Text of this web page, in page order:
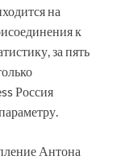
на
к
за пять
Россия
Антона